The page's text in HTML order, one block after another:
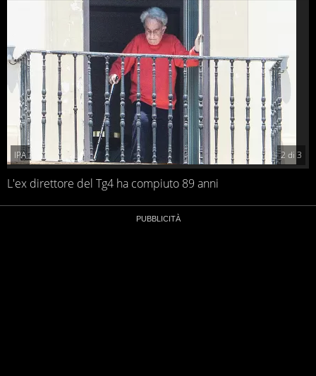
2 di 3
IPA
L'ex direttore del Tg4 ha compiuto 89 anni